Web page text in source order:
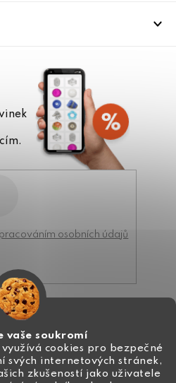
vaše soukromí
využívá cookies pro bezpečné
svých internetových stránek,
zkušeností jako uživatele
osobních údajů